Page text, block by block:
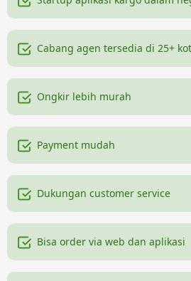
Cabang agen tersedia di 25+
Ongkir lebih murah
Payment mudah
Dukungan customer service
Bisa order via web dan aplikasi